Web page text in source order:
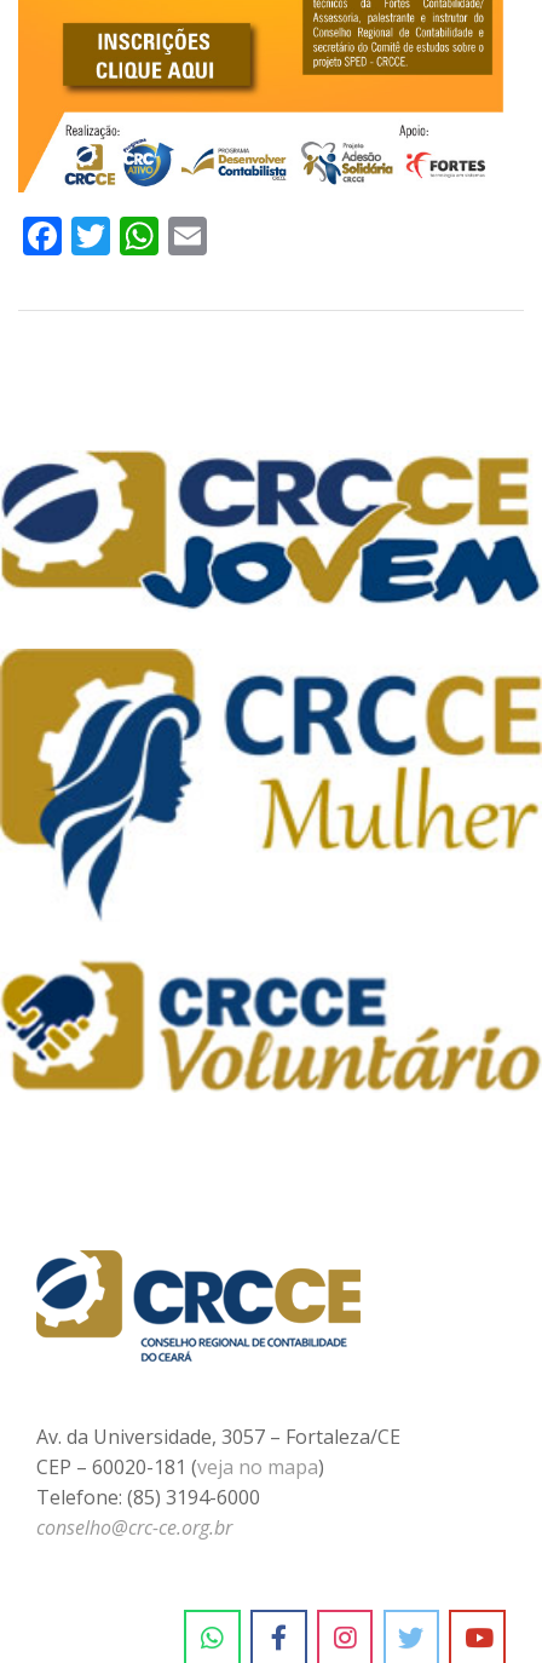
Facebook
TwitterWhatsApp
Av. da Universidade, 3057 – Fortaleza/CE
CEP – 60020-181 (veja no mapa)
Telefone: (85) 3194-6000
conselho@crc-ce.org.br